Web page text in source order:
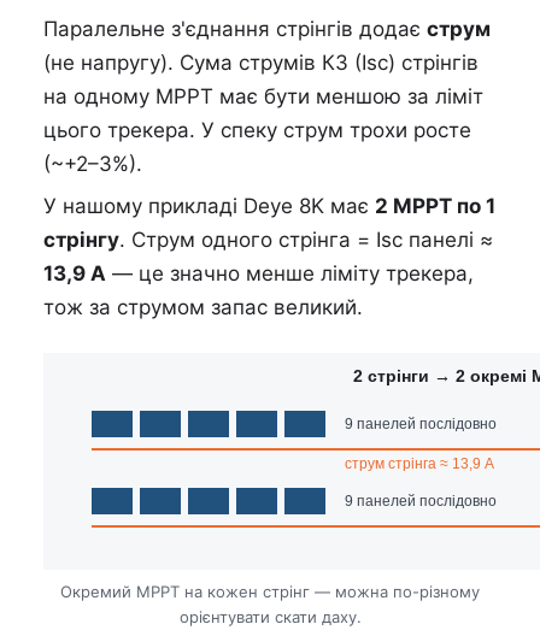
Паралельне з'єднання стрінгів додає струм
(не напругу). Сума струмів КЗ (Isc) стрінгів
на одному MPPT має бути меншою за ліміт
цього трекера. У спеку струм трохи росте
(~+2–3%).
У нашому прикладі Deye 8K має 2 MPPT по 1
стрінгу. Струм одного стрінга = Isc панелі ≈
13,9 А — це значно менше ліміту трекера,
тож за струмом запас великий.
2 стрінги → 2 окремі
9 панелей послідовно
струм стрінга ≈ 13,9 А
9 панелей послідовно
Окремий MPPT на кожен стрінг — можна по-різному
орієнтувати скати даху.